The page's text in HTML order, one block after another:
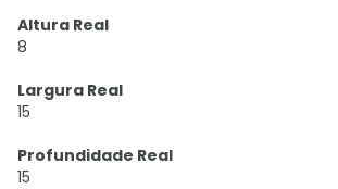
Altura Real
8
Largura Real
15
Profundidade Real
15